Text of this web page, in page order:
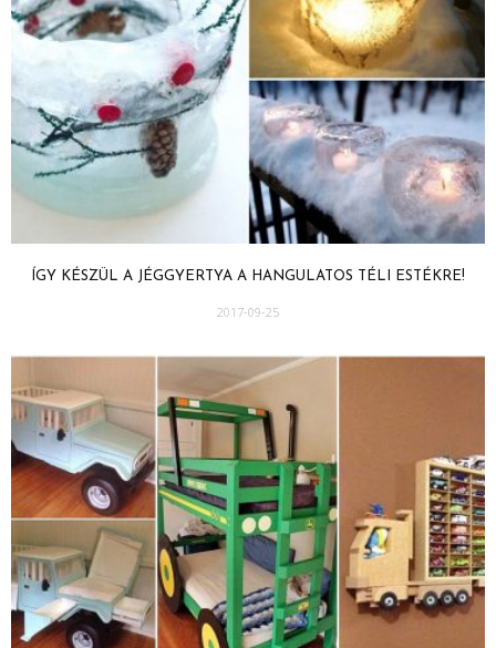
ÍGY KÉSZÜL A JÉGGYERTYA A HANGULATOS TÉLI ESTÉKRE!
2017-09-25